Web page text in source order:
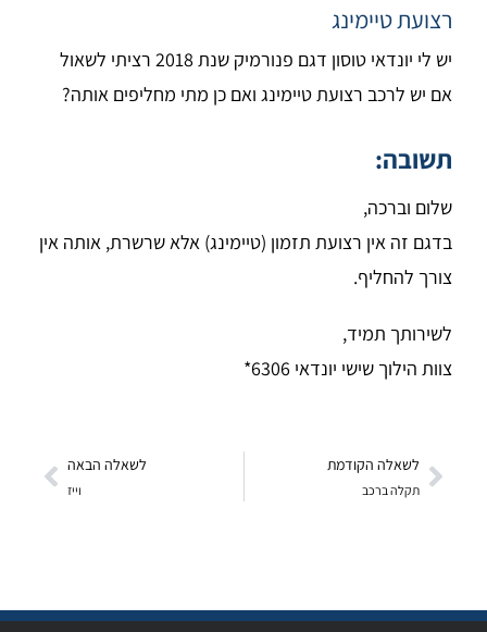
רצועת טיימינג
יש לי יונדאי טוסון דגם פנורמיק שנת 2018 רציתי לשאול
אם יש לרכב רצועת טיימינג ואם כן מתי מחליפים אותה?
תשובה:
שלום וברכה,
בדגם זה אין רצועת תזמון (טיימינג) אלא שרשרת, אותה אין
צורך להחליף.
לשירותך תמיד,
צוות הילוך שישי יונדאי 6306*
לשאלה הקודמת
תקלה ברכב
לשאלה הבאה
וייז